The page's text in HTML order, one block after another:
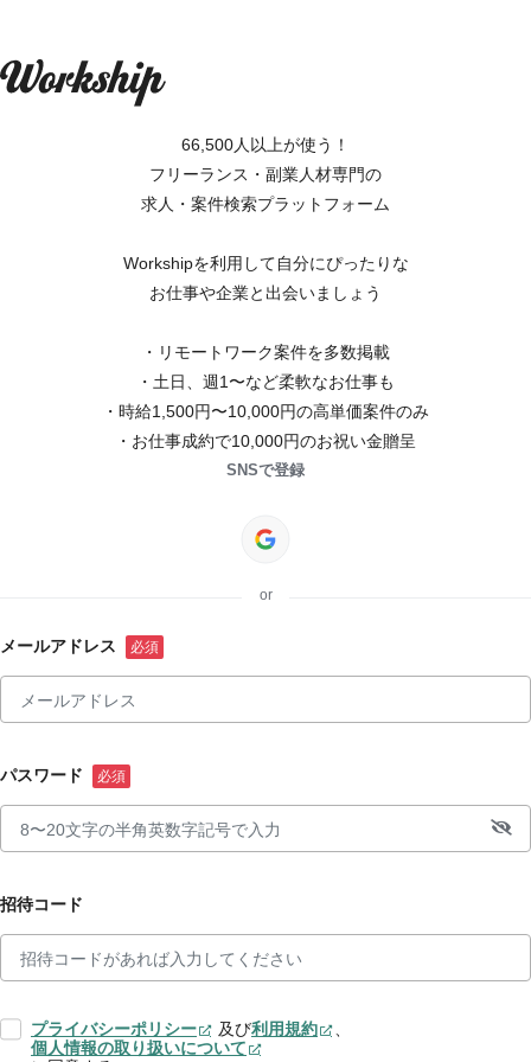
66,500人以上が使う！
フリーランス・副業人材専門の
求人・案件検索プラットフォーム
Workshipを利用して自分にぴったりな
お仕事や企業と出会いましょう
・リモートワーク案件を多数掲載
・土日、週1〜など柔軟なお仕事も
・時給1,500円〜10,000円の高単価案件のみ
・お仕事成約で10,000円のお祝い金贈呈
SNSで登録
or
メールアドレス
パスワード
招待コード
プライバシーポリシー 及び利用規約
、
個人情報の取り扱いについて